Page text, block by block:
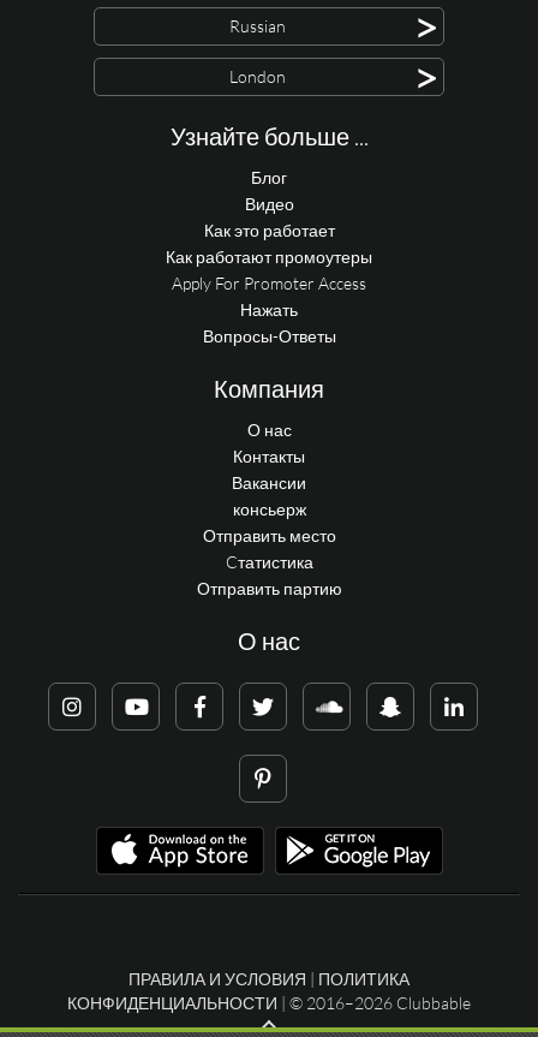
Russian >
London >
Узнайте больше ...
Блог
Видео
Как это работает
Как работают промоутеры
Apply For Promoter Access
Нажать
Вопросы-Ответы
Компания
О нас
Контакты
Вакансии
консьерж
Отправить место
Cтатистика
Отправить партию
О нас
ПРАВИЛА И УСЛОВИЯ | ПОЛИТИКА
КОНФИДЕНЦИАЛЬНОСТИ | © 2016–2026 Clubbable